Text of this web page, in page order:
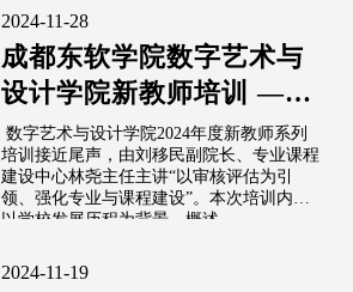
2024-11-28
成都东软学院数字艺术与
设计学院新教师培训 ——
以审核评估引领专业与课
程建设为教...
数字艺术与设计学院2024年度新教师系列
培训接近尾声，由刘移民副院长、专业课程
建设中心林尧主任主讲“以审核评估为引
领、强化专业与课程建设”。本次培训内容
以学校发展历程为背景，概述...
2024-11-19